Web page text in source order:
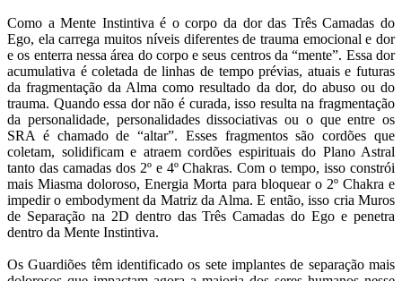
Como a Mente Instintiva é o corpo da dor das Três Camadas do
Ego, ela carrega muitos níveis diferentes de trauma emocional e dor
e os enterra nessa área do corpo e seus centros da “mente”. Essa dor
acumulativa é coletada de linhas de tempo prévias, atuais e futuras
da fragmentação da Alma como resultado da dor, do abuso ou do
trauma. Quando essa dor não é curada, isso resulta na fragmentação
da personalidade, personalidades dissociativas ou o que entre os
SRA é chamado de “altar”. Esses fragmentos são cordões que
coletam, solidificam e atraem cordões espirituais do Plano Astral
tanto das camadas dos 2º e 4º Chakras. Com o tempo, isso constrói
mais Miasma doloroso, Energia Morta para bloquear o 2º Chakra e
impedir o embodyment da Matriz da Alma. E então, isso cria Muros
de Separação na 2D dentro das Três Camadas do Ego e penetra
dentro da Mente Instintiva.
Os Guardiões têm identificado os sete implantes de separação mais